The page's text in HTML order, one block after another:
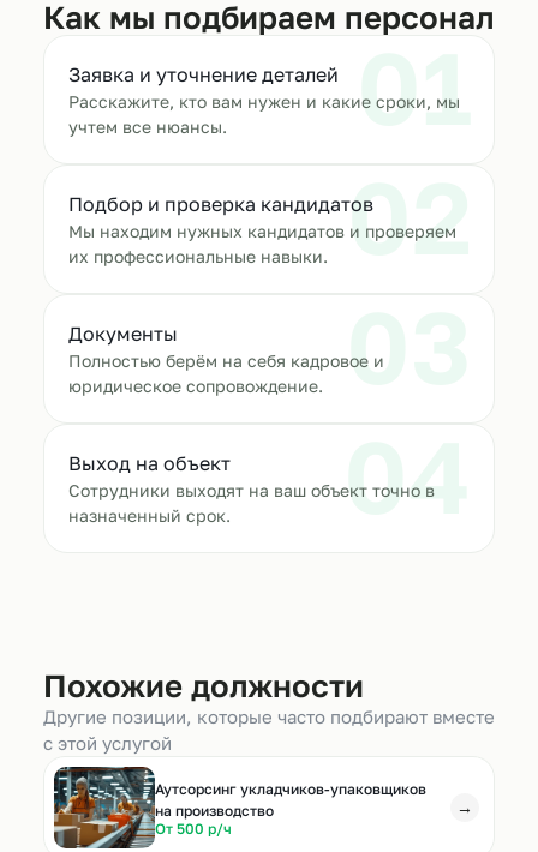
Как мы подбираем персонал
01
Заявка и уточнение деталей
Расскажите, кто вам нужен и какие сроки, мы
учтем все нюансы.
02
Подбор и проверка кандидатов
Мы находим нужных кандидатов и проверяем
их профессиональные навыки.
03
Документы
Полностью берём на себя кадровое и
юридическое сопровождение.
04
Выход на объект
Сотрудники выходят на ваш объект точно в
назначенный срок.
Похожие должности
Другие позиции, которые часто подбирают вместе
с этой услугой
Аутсорсинг укладчиков-упаковщиков
на производство
От 500 р/ч
→